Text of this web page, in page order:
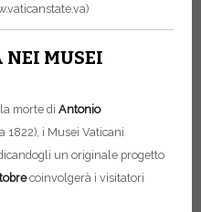
MUSEI
morte di Antonio
1822), i Musei Vaticani
un originale progetto
coinvolgerà i visitatori